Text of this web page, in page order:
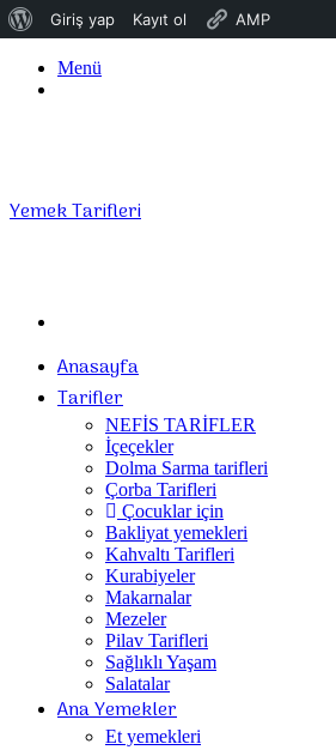
WordPress
Giriş yap Kayıt ol AMP
Menü
Yemek Tarifleri
...
Anasayfa
Tarifler
NEFİS TARİFLER
İçeçekler
Dolma Sarma tarifleri
Çorba Tarifleri
Çocuklar için
Bakliyat yemekleri
Kahvaltı Tarifleri
Kurabiyeler
Makarnalar
Mezeler
Pilav Tarifleri
Sağlıklı Yaşam
Salatalar
Ana Yemekler
Et yemekleri